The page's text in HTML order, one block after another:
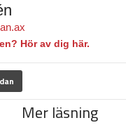
Hör av dig här.
Mer läsning